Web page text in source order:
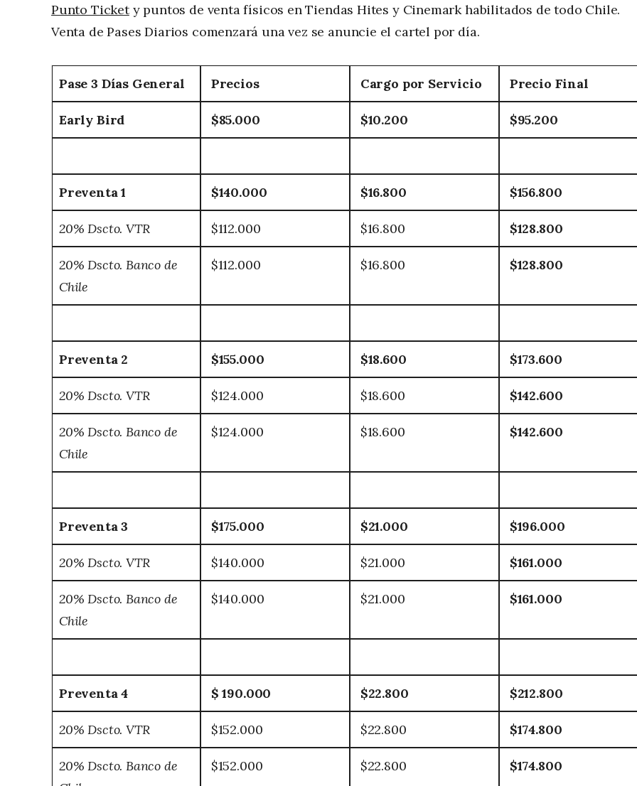
Punto Tickety puntos de venta físicos en Tiendas Hites y Cinemark habilitados de todo Chile.
Venta de Pases Diarios comenzará una vez se anuncie el cartel por día.
Pase 3 Días General Precios Cargo por Servicio Precio Final
Early Bird $85.000 $10.200 $95.200
Preventa 1 $140.000 $16.800 $156.800
20% Dscto. VTR $112.000 $16.800 $128.800
20% Dscto. Banco de
Chile
$112.000 $16.800 $128.800
Preventa 2 $155.000 $18.600 $173.600
20% Dscto. VTR $124.000 $18.600 $142.600
20% Dscto. Banco de
Chile
$124.000 $18.600 $142.600
Preventa 3 $175.000 $21.000 $196.000
20% Dscto. VTR $140.000 $21.000 $161.000
20% Dscto. Banco de
Chile
$140.000 $21.000 $161.000
Preventa 4 $ 190.000 $22.800 $212.800
20% Dscto. VTR $152.000 $22.800 $174.800
20% Dscto. Banco de
$152.000 $22.800 $174.800